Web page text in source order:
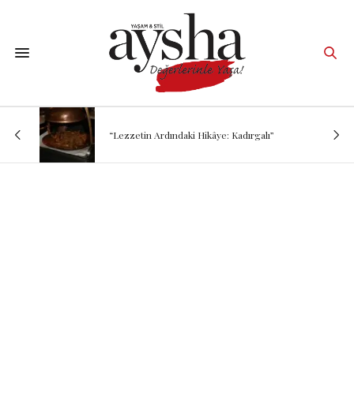
“Lezzetin Ardındaki Hikâye: Kadırgalı”